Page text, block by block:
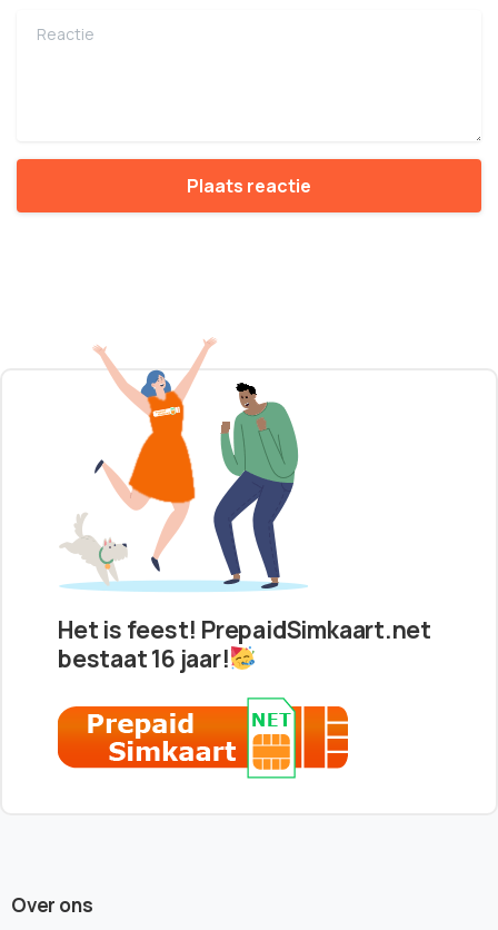
Reactie
Het is feest! PrepaidSimkaart.net
bestaat 16 jaar!
Over ons